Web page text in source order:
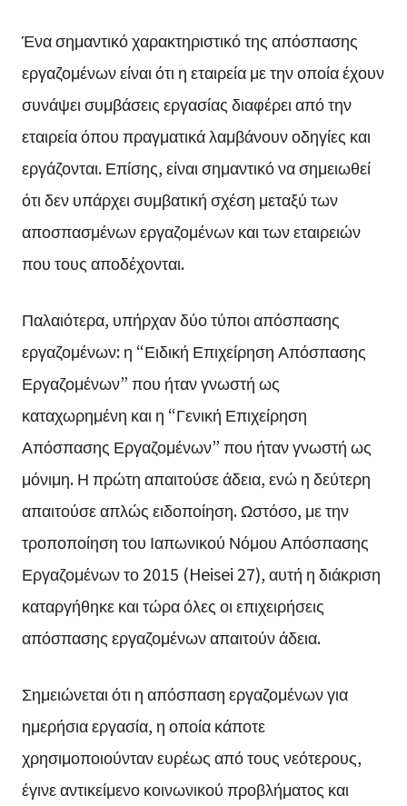
Ένα σημαντικό χαρακτηριστικό της απόσπασης
εργαζομένων είναι ότι η εταιρεία με την οποία έχουν
συνάψει συμβάσεις εργασίας διαφέρει από την
εταιρεία όπου πραγματικά λαμβάνουν οδηγίες και
εργάζονται. Επίσης, είναι σημαντικό να σημειωθεί
ότι δεν υπάρχει συμβατική σχέση μεταξύ των
αποσπασμένων εργαζομένων και των εταιρειών
που τους αποδέχονται.
Παλαιότερα, υπήρχαν δύο τύποι απόσπασης
εργαζομένων: η “Ειδική Επιχείρηση Απόσπασης
Εργαζομένων” που ήταν γνωστή ως
καταχωρημένη και η “Γενική Επιχείρηση
Απόσπασης Εργαζομένων” που ήταν γνωστή ως
μόνιμη. Η πρώτη απαιτούσε άδεια, ενώ η δεύτερη
απαιτούσε απλώς ειδοποίηση. Ωστόσο, με την
τροποποίηση του Ιαπωνικού Νόμου Απόσπασης
Εργαζομένων το 2015 (Heisei 27), αυτή η διάκριση
καταργήθηκε και τώρα όλες οι επιχειρήσεις
απόσπασης εργαζομένων απαιτούν άδεια.
Σημειώνεται ότι η απόσπαση εργαζομένων για
ημερήσια εργασία, η οποία κάποτε
χρησιμοποιούνταν ευρέως από τους νεότερους,
έγινε αντικείμενο κοινωνικού προβλήματος και